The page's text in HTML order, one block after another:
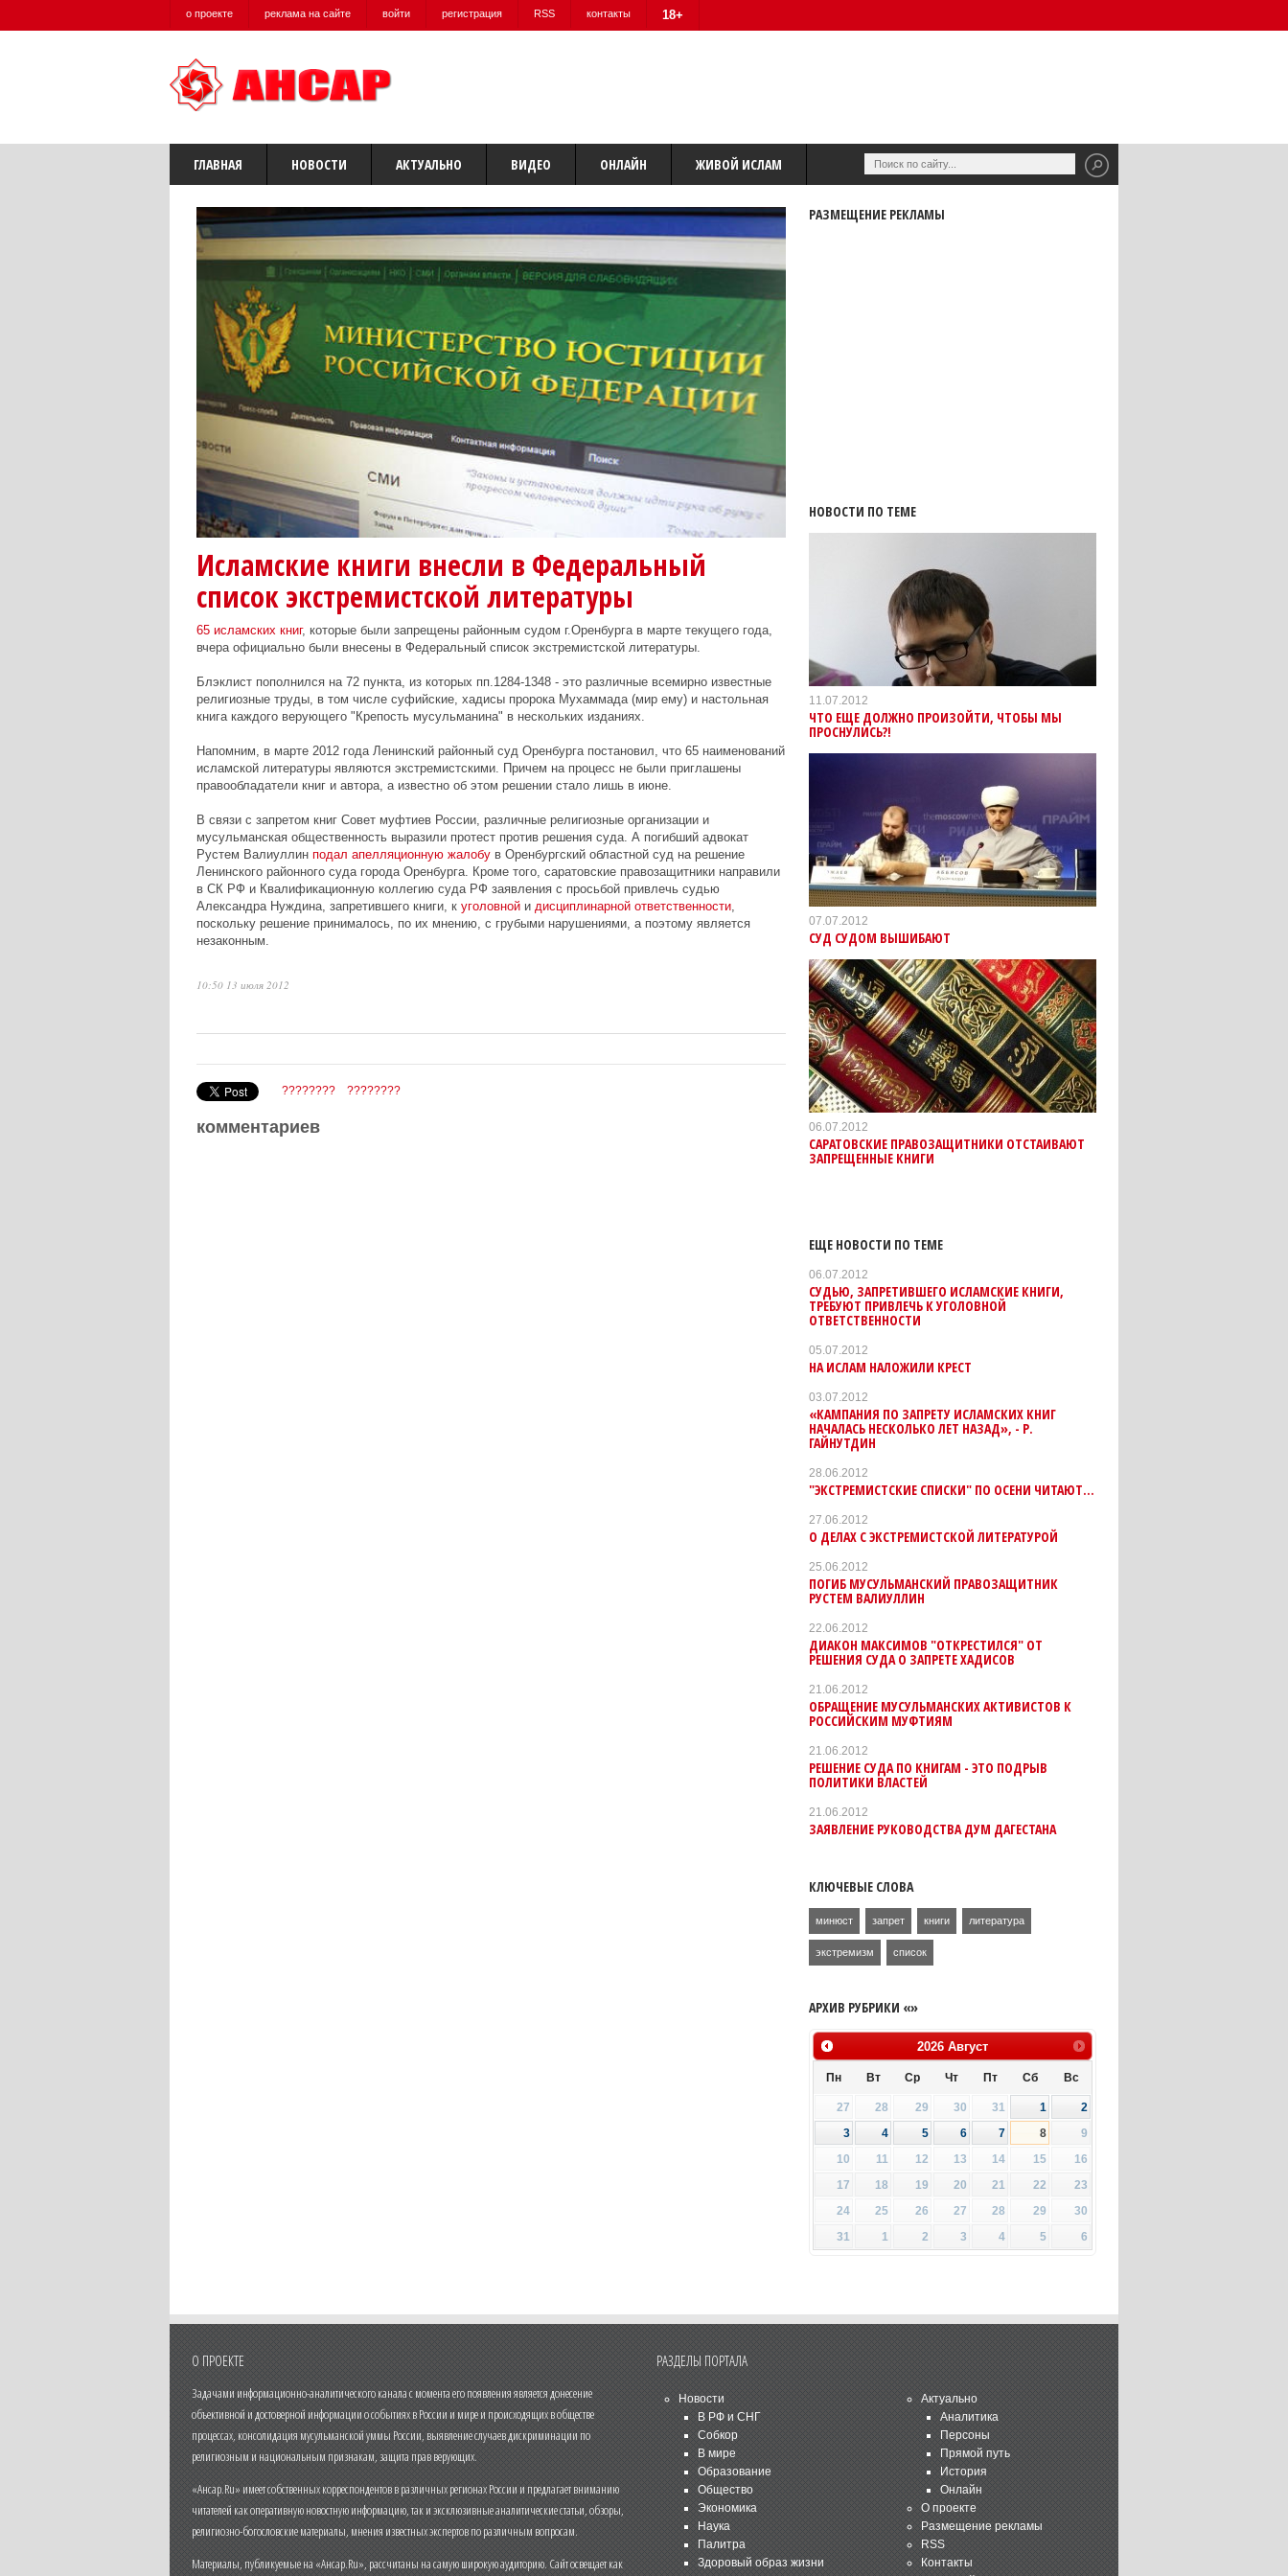
о проекте реклама на сайте войти регистрация RSS контакты 18+
ГЛАВНАЯ НОВОСТИ АКТУАЛЬНО ВИДЕО ОНЛАЙН ЖИВОЙ ИСЛАМ
Исламские книги внесли в Федеральный
список экстремистской литературы
65 исламских книг, которые были запрещены районным судом г.Оренбурга в марте текущего года,
вчера официально были внесены в Федеральный список экстремистской литературы.
Блэклист пополнился на 72 пункта, из которых пп.1284-1348 - это различные всемирно известные
религиозные труды, в том числе суфийские, хадисы пророка Мухаммада (мир ему) и настольная
книга каждого верующего "Крепость мусульманина" в нескольких изданиях.
Напомним, в марте 2012 года Ленинский районный суд Оренбурга постановил, что 65 наименований
исламской литературы являются экстремистскими. Причем на процесс не были приглашены
правообладатели книг и автора, а известно об этом решении стало лишь в июне.
В связи с запретом книг Совет муфтиев России, различные религиозные организации и
мусульманская общественность выразили протест против решения суда. А погибший адвокат
Рустем Валиуллин подал апелляционную жалобув Оренбургский областной суд на решение
Ленинского районного суда города Оренбурга. Кроме того, саратовские правозащитники направили
в СК РФ и Квалификационную коллегию суда РФ заявления с просьбой привлечь судью
Александра Нуждина, запретившего книги, к уголовнойи дисциплинарной ответственности,
поскольку решение принималось, по их мнению, с грубыми нарушениями, а поэтому является
незаконным.
10:50 13 июля 2012
???????? ????????
комментариев
РАЗМЕЩЕНИЕ РЕКЛАМЫ
НОВОСТИ ПО ТЕМЕ
11.07.2012
ЧТО ЕЩЕ ДОЛЖНО ПРОИЗОЙТИ, ЧТОБЫ МЫ
ПРОСНУЛИСЬ?!
07.07.2012
СУД СУДОМ ВЫШИБАЮТ
06.07.2012
САРАТОВСКИЕ ПРАВОЗАЩИТНИКИ ОТСТАИВАЮТ
ЗАПРЕЩЕННЫЕ КНИГИ
ЕЩЕ НОВОСТИ ПО ТЕМЕ
06.07.2012
СУДЬЮ, ЗАПРЕТИВШЕГО ИСЛАМСКИЕ КНИГИ,
ТРЕБУЮТ ПРИВЛЕЧЬ К УГОЛОВНОЙ
ОТВЕТСТВЕННОСТИ
05.07.2012
НА ИСЛАМ НАЛОЖИЛИ КРЕСТ
03.07.2012
«КАМПАНИЯ ПО ЗАПРЕТУ ИСЛАМСКИХ КНИГ
НАЧАЛАСЬ НЕСКОЛЬКО ЛЕТ НАЗАД», - Р.
ГАЙНУТДИН
28.06.2012
"ЭКСТРЕМИСТСКИЕ СПИСКИ" ПО ОСЕНИ ЧИТАЮТ…
27.06.2012
О ДЕЛАХ С ЭКСТРЕМИСТСКОЙ ЛИТЕРАТУРОЙ
25.06.2012
ПОГИБ МУСУЛЬМАНСКИЙ ПРАВОЗАЩИТНИК
РУСТЕМ ВАЛИУЛЛИН
22.06.2012
ДИАКОН МАКСИМОВ "ОТКРЕСТИЛСЯ" ОТ
РЕШЕНИЯ СУДА О ЗАПРЕТЕ ХАДИСОВ
21.06.2012
ОБРАЩЕНИЕ МУСУЛЬМАНСКИХ АКТИВИСТОВ К
РОССИЙСКИМ МУФТИЯМ
21.06.2012
РЕШЕНИЕ СУДА ПО КНИГАМ - ЭТО ПОДРЫВ
ПОЛИТИКИ ВЛАСТЕЙ
21.06.2012
ЗАЯВЛЕНИЕ РУКОВОДСТВА ДУМ ДАГЕСТАНА
КЛЮЧЕВЫЕ СЛОВА
минюст запрет книги литература
экстремизм список
АРХИВ РУБРИКИ «»
2026 Август
Пн Вт Ср Чт Пт Сб Вс
27 28 29 30 31 1
2
3
4 5 6 7 8
9
10
11 12 13 14 15
16
17
18 19 20 21 22
23
24
25 26 27 28 29
30
31
1 2 3 4 5 6
О ПРОЕКТЕ
Задачами информационно-аналитического канала с момента его появления является донесение
объективной и достоверной информации о событиях в России и мире и происходящих в обществе
процессах, консолидация мусульманской уммы России, выявление случаев дискриминации по
религиозным и национальным признакам, защита прав верующих.
«Ансар.Ru» имеет собственных корреспондентов в различных регионах России и предлагает вниманию
читателей как оперативную новостную информацию, так и эксклюзивные аналитические статьи, обзоры,
религиозно-богословские материалы, мнения известных экспертов по различным вопросам.
Материалы, публикуемые на «Ансар.Ru», рассчитаны на самую широкую аудиторию. Сайт освещает как
РАЗДЕЛЫ ПОРТАЛА
Новости
В РФ и СНГ
Собкор
В мире
Образование
Общество
Экономика
Наука
Палитра
Здоровый образ жизни
Актуально
Аналитика
Персоны
Прямой путь
История
Онлайн
О проекте
Размещение рекламы
RSS
Контакты